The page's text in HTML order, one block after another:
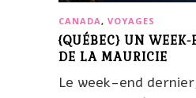
CANADA, VOYAGES
{QUÉBEC} UN WEEK-
DE LA MAURICIE
Le week-end